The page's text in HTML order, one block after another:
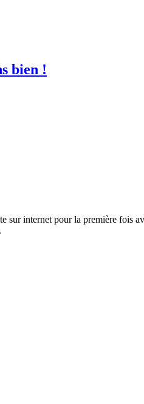
bien !
internet pour la première fois